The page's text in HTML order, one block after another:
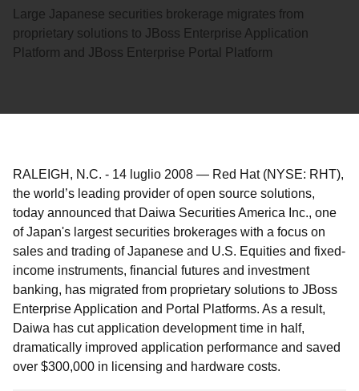
Large Japanese securities brokerage migrates from
proprietary solutions to JBoss Enterprise Application
Platform and JBoss Enterprise Portal Platform
RALEIGH, N.C. - 14 luglio 2008 — Red Hat (NYSE: RHT),
the world’s leading provider of open source solutions,
today announced that Daiwa Securities America Inc., one
of Japan's largest securities brokerages with a focus on
sales and trading of Japanese and U.S. Equities and fixed-
income instruments, financial futures and investment
banking, has migrated from proprietary solutions to JBoss
Enterprise Application and Portal Platforms. As a result,
Daiwa has cut application development time in half,
dramatically improved application performance and saved
over $300,000 in licensing and hardware costs.